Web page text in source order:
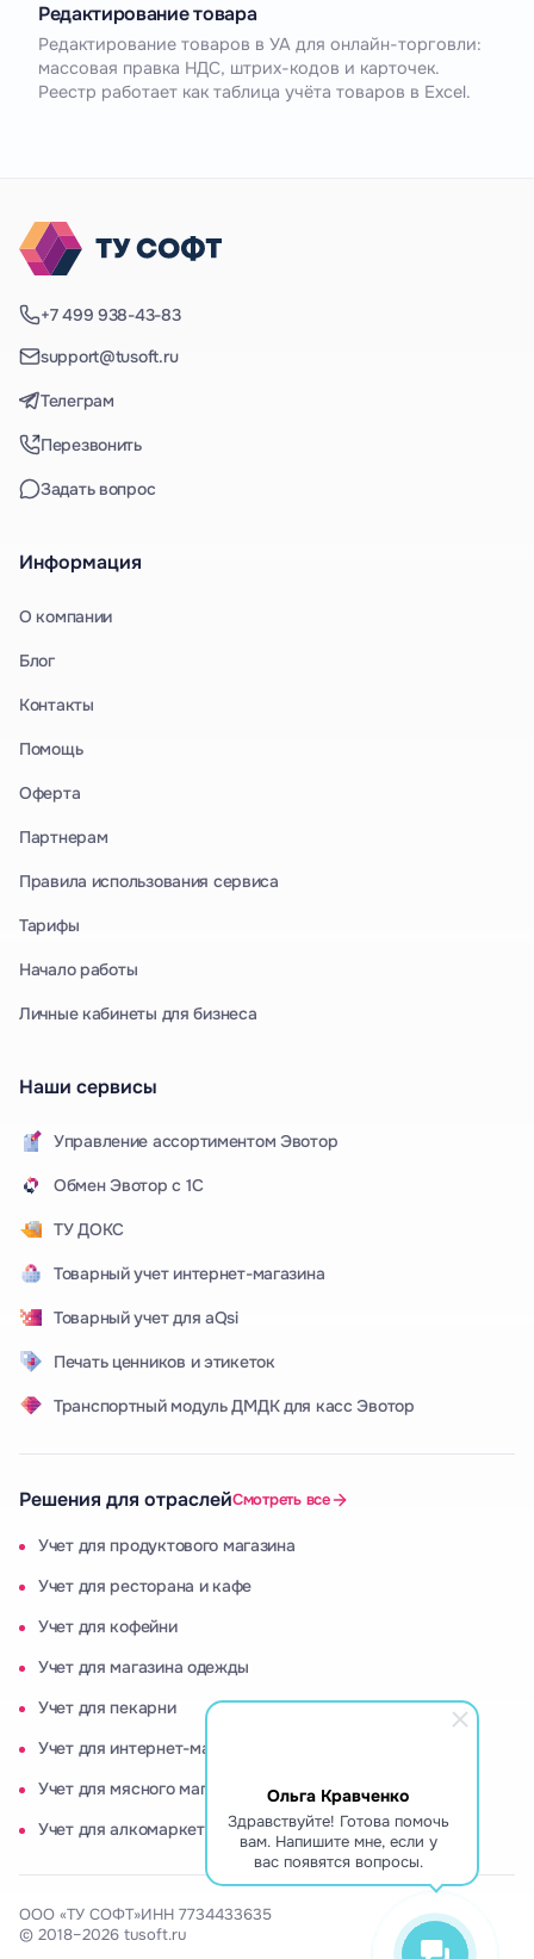
Ольга Кравченко
Здравствуйте! Готова помочь
вам. Напишите мне, если у
вас появятся вопросы.
Редактирование товара
Редактирование товаров в УА для онлайн-торговли:
массовая правка НДС, штрих-кодов и карточек.
Реестр работает как таблица учёта товаров в Excel.
+7 499 938-43-83
support@tusoft.ru
Телеграм
Перезвонить
Задать вопрос
Информация
О компании
Блог
Контакты
Помощь
Оферта
Партнерам
Правила использования сервиса
Тарифы
Начало работы
Личные кабинеты для бизнеса
Наши сервисы
Управление ассортиментом Эвотор
Обмен Эвотор с 1С
ТУ ДОКС
Товарный учет интернет-магазина
Товарный учет для aQsi
Печать ценников и этикеток
Транспортный модуль ДМДК для касс Эвотор
Решения для отраслейСмотреть все
Учет для продуктового магазина
Учет для ресторана и кафе
Учет для кофейни
Учет для магазина одежды
Учет для пекарни
Учет для интернет-магазина
Учет для мясного магазина
Учет для алкомаркета
ООО «ТУ СОФТ»ИНН 7734433635
© 2018–2026 tusoft.ru